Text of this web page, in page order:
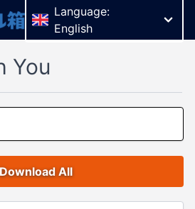
Language:
English
You
All